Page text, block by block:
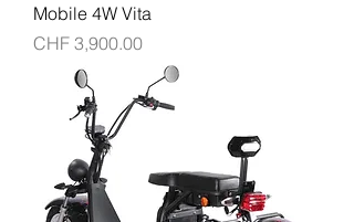
Mobile 4W Vita
価格
CHF 3,900.00